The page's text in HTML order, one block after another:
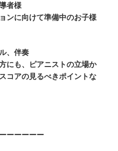
者様
ンに向けて準備中のお子様
、伴奏
にも、ピアニストの立場か
コアの見るべきポイントな
ーーーーー